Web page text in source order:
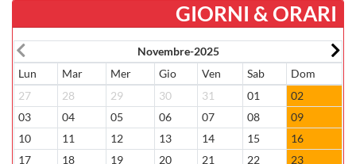
GIORNI & ORARI
Novembre-2025
Lun
Mar Mer Gio Ven Sab
Dom
27
28 29 30 31 01
02
03
04 05 06 07 08
09
10
11 12 13 14 15
16
17
18 19 20 21 22
23